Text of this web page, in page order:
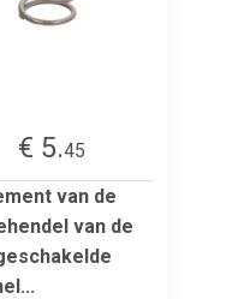
€ 5.45
van de
van de